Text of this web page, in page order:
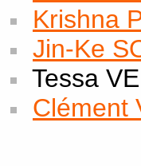
Krishna
Jin-Ke
Tessa
Clément